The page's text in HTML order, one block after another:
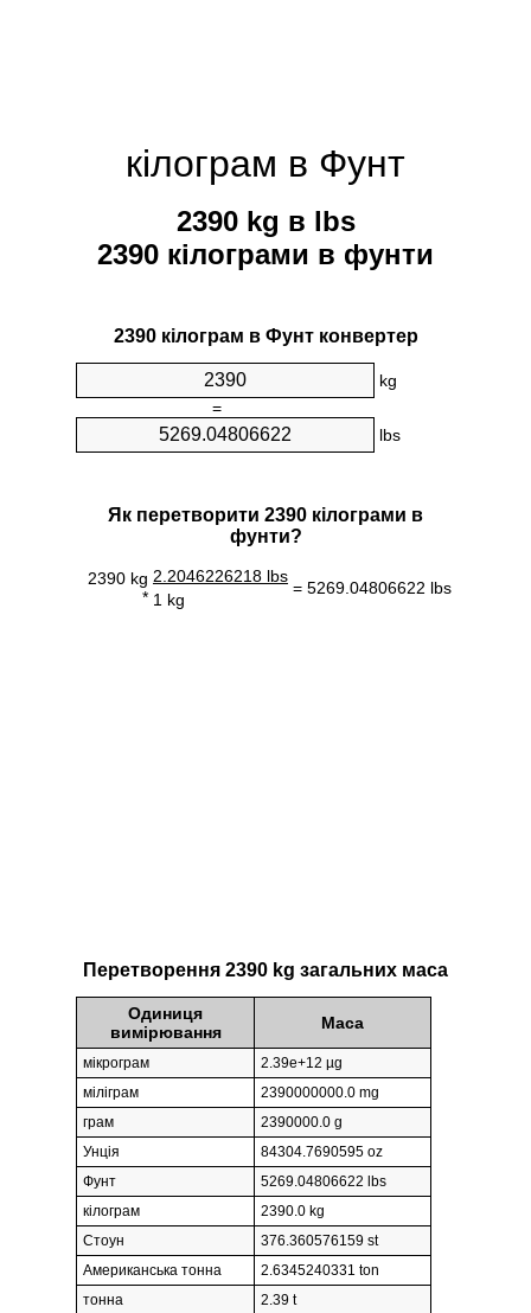
кілограм в Фунт
2390 kg в lbs
2390 кілограми в фунти
2390 кілограм в Фунт конвертер
kg
=
lbs
Як перетворити 2390 кілограми в
фунти?
2390 kg
*
2.2046226218 lbs
= 5269.04806622 lbs
1 kg
Перетворення 2390 kg загальних маса
Одиниця
вимірювання
Маса
мікрограм
2.39e+12 µg
міліграм
2390000000.0 mg
грам
2390000.0 g
Унція
84304.7690595 oz
Фунт
5269.04806622 lbs
кілограм
2390.0 kg
Стоун
376.360576159 st
Американська тонна
2.6345240331 ton
тонна
2.39 t